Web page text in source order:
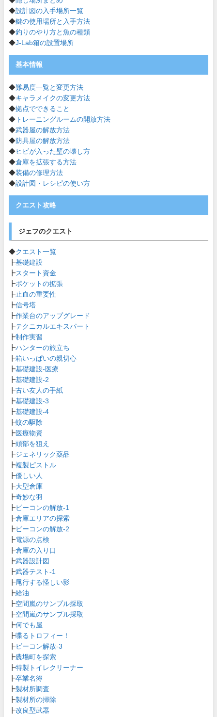
◆設計図の入手場所一覧
◆鍵の使用場所と入手方法
◆釣りのやり方と魚の種類
◆J-Lab箱の設置場所
基本情報
◆難易度一覧と変更方法
◆キャラメイクの変更方法
◆拠点でできること
◆ トレーニングルームの開放方法
◆武器屋の解放方法
◆防具屋の解放方法
◆ヒビが入った壁の壊し方
◆倉庫を拡張する方法
◆装備の修理方法
◆設計図・レシピの使い方
クエスト攻略
ジェフのクエスト
◆クエスト一覧
┣基礎建設
┣スタート資金
┣ポケットの拡張
┣ 止血の重要性
┣信号塔
┣作業台のアップグレード
┣テクニカルエキスパート
┣制作実習
┣ハンターの旅立ち
┣箱いっぱいの親切心
┣基礎建設-医療
┣基礎建設-2
┣古い友人の手紙
┣基礎建設-3
┣基礎建設-4
┣蚊の駆除
┣医療物資
┣頭部を狙え
┣ジェネリック薬品
┣複製ピストル
┣優しい人
┣大型倉庫
┣奇妙な羽
┣ビーコンの解放-1
┣倉庫エリアの探索
┣ビーコンの解放-2
┣電源の点検
┣倉庫の入り口
┣武器設計図
┣武器テスト-1
┣尾行する怪しい影
┣給油
┣空間嵐のサンプル採取
┣空間嵐のサンプル採取
┣何でも屋
┣喋るトロフィー！
┣ビーコン解放-3
┣農場町を探索
┣特製トイレクリーナー
┣卒業名簿
┣製材所調査
┣製材所の掃除
┣改良型武器